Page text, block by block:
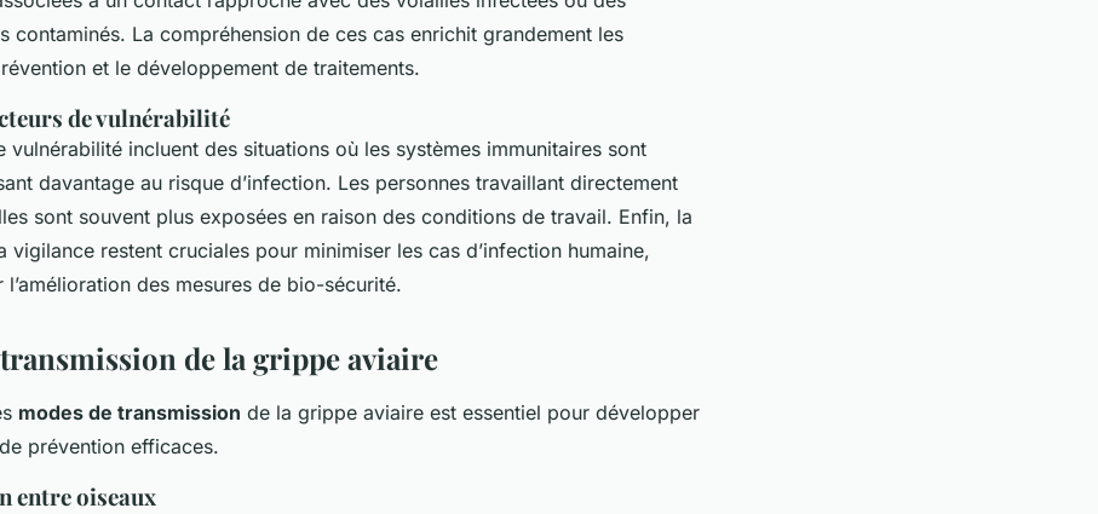
contaminés. La compréhension de ces cas enrichit grandement les
et le développement de traitements.
de vulnérabilité
vulnérabilité incluent des situations où les systèmes immunitaires sont
davantage au risque d’infection. Les personnes travaillant directement
sont souvent plus exposées en raison des conditions de travail. Enfin, la
vigilance restent cruciales pour minimiser les cas d’infection humaine,
l’amélioration des mesures de bio-sécurité.
de la grippe aviaire
modes de transmission de la grippe aviaire est essentiel pour développer
prévention efficaces.
entre oiseaux